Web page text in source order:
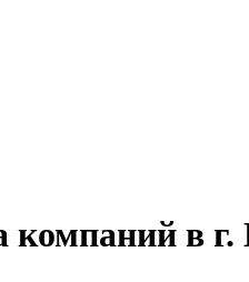
компаний в